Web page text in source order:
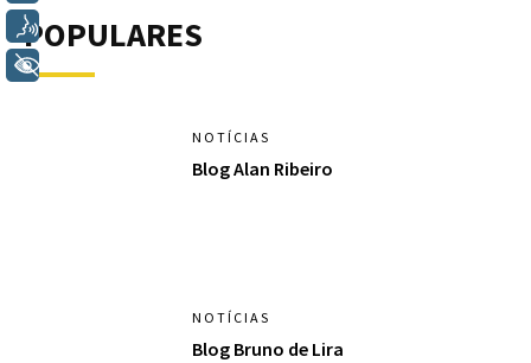
POPULARES
NOTÍCIAS
Blog Alan Ribeiro
NOTÍCIAS
Blog Bruno de Lira
Voz